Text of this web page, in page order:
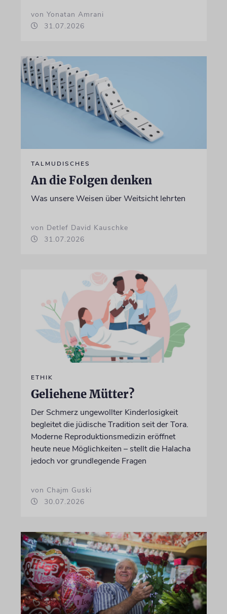
von Yonatan Amrani
31.07.2026
TALMUDISCHES
An die Folgen denken
Was unsere Weisen über Weitsicht lehrten
von Detlef David Kauschke
31.07.2026
ETHIK
Geliehene Mütter?
Der Schmerz ungewollter Kinderlosigkeit
begleitet die jüdische Tradition seit der Tora.
Moderne Reproduktionsmedizin eröffnet
heute neue Möglichkeiten – stellt die Halacha
jedoch vor grundlegende Fragen
von Chajm Guski
30.07.2026